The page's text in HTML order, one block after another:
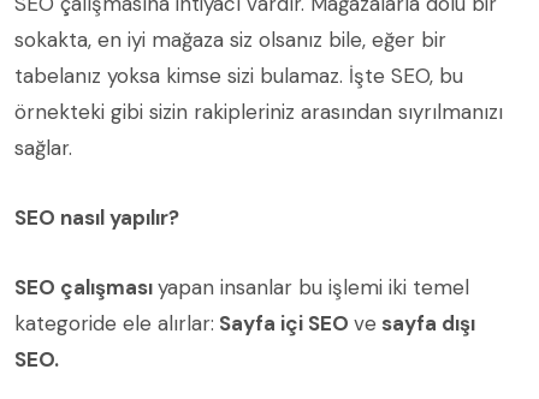
sokakta, en iyi mağaza siz olsanız bile, eğer bir
tabelanız yoksa kimse sizi bulamaz. İşte SEO, bu
örnekteki gibi sizin rakipleriniz arasından sıyrılmanızı
sağlar.
SEO nasıl yapılır?
SEO çalışmasıyapan insanlar bu işlemi iki temel
kategoride ele alırlar: Sayfa içi SEO ve sayfa dışı
SEO.